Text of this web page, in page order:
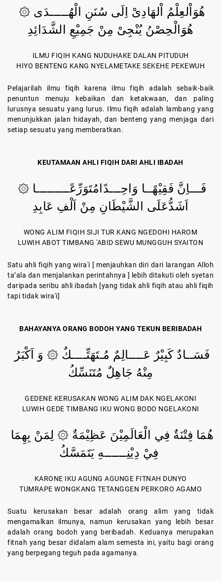
هُوَالْحِصْنُ يُنْجِىْ مِنْ جَمِيْعِ الشَّدَائِدِ
ILMU FIQIH KANG NUDUHAKE DALAN PITUDUH
HIYO BENTENG KANG NYELAMETAKE SEKEHE PEKEWUH
Pelajarilah ilmu fiqih karena ilmu fiqih adalah sebaik-baik
penuntun menuju kebaikan dan ketakwaan, dan paling
lurusnya sesuatu yang lurus. Ilmu fiqih adalah lambang yang
menunjukkan jalan hidayah, dan benteng yang menjaga dari
setiap sesuatu yang memberatkan.
KEUTAMAAN AHLI FIQIH DARI AHLI IBADAH
اَشَدُّعَلَى الشَّيْطَانِ مِنْ اَلْفِ عَابِدِ
WONG ALIM FIQIH SIJI TUR KANG NGEDOHI HAROM
LUWIH ABOT TIMBANG 'ABID SEWU MUNGGUH SYAITON
Satu ahli fiqih yang wira'i [ menjauhkan diri dari larangan Alloh
ta’ala dan menjalankan perintahnya ] lebih ditakuti oleh syetan
daripada seribu ahli ibadah [yang tidak ahli fiqih atau ahli fiqih
tapi tidak wira'i]
BAHAYANYA ORANG BODOH YANG TEKUN BERIBADAH
مِنْهُ جَاهِلٌ مُتَنَسِّكُ
GEDENE KERUSAKAN WONG ALIM DAK NGELAKONI
LUWIH GEDE TIMBANG IKU WONG BODO NGELAKONI
KARONE IKU AGUNG AGUNGE FITNAH DUNYO
TUMRAPE WONGKANG TETANGGEN PERKORO AGAMO
Suatu kerusakan besar adalah orang alim yang tidak
mengamalkan ilmunya, namun kerusakan yang lebih besar
adalah orang bodoh yang beribadah. Keduanya merupakan
fitnah yang besar didalam alam semesta ini, yaitu bagi orang
yang berpegang teguh pada agamanya.